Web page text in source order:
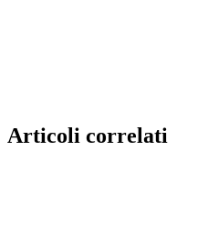
Articoli correlati